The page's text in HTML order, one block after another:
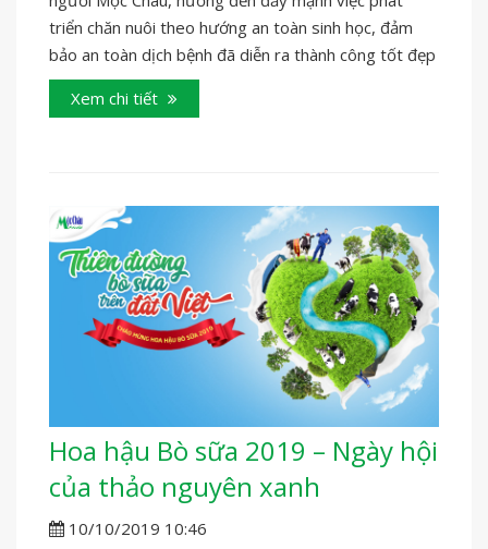
triển chăn nuôi theo hướng an toàn sinh học, đảm
bảo an toàn dịch bệnh đã diễn ra thành công tốt đẹp
Xem chi tiết
Hoa hậu Bò sữa 2019 – Ngày hội
của thảo nguyên xanh
10/10/2019 10:46